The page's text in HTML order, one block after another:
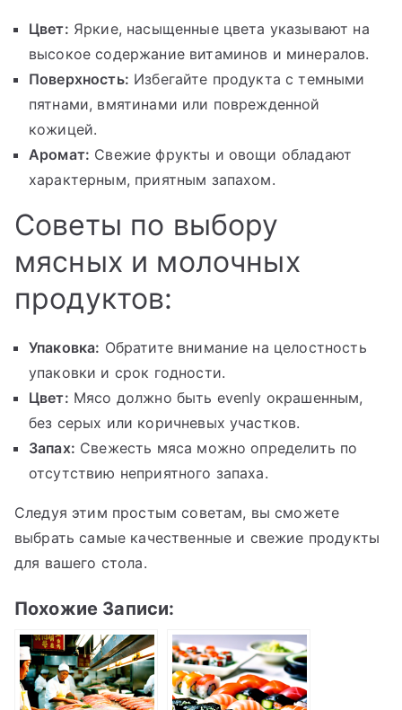
Цвет: Яркие, насыщенные цвета указывают на
высокое содержание витаминов и минералов.
Поверхность: Избегайте продукта с темными
пятнами, вмятинами или поврежденной
кожицей.
Аромат: Свежие фрукты и овощи обладают
характерным, приятным запахом.
Советы по выбору
мясных и молочных
продуктов:
Упаковка: Обратите внимание на целостность
упаковки и срок годности.
Цвет: Мясо должно быть evenly окрашенным,
без серых или коричневых участков.
Запах: Свежесть мяса можно определить по
отсутствию неприятного запаха.
Следуя этим простым советам, вы сможете
выбрать самые качественные и свежие продукты
для вашего стола.
Похожие Записи: